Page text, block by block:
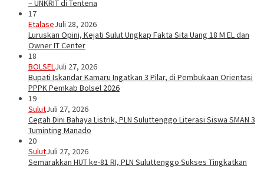
– UNKRIT di Tentena
17
EtalaseJuli 28, 2026
Luruskan Opini, Kejati Sulut Ungkap Fakta Sita Uang 18 M EL dan
Owner IT Center
18
BOLSELJuli 27, 2026
Bupati Iskandar Kamaru Ingatkan 3 Pilar, di Pembukaan Orientasi
PPPK Pemkab Bolsel 2026
19
SulutJuli 27, 2026
Cegah Dini Bahaya Listrik, PLN Suluttenggo Literasi Siswa SMAN 3
Tuminting Manado
20
SulutJuli 27, 2026
Semarakkan HUT ke-81 RI, PLN Suluttenggo Sukses Tingkatkan